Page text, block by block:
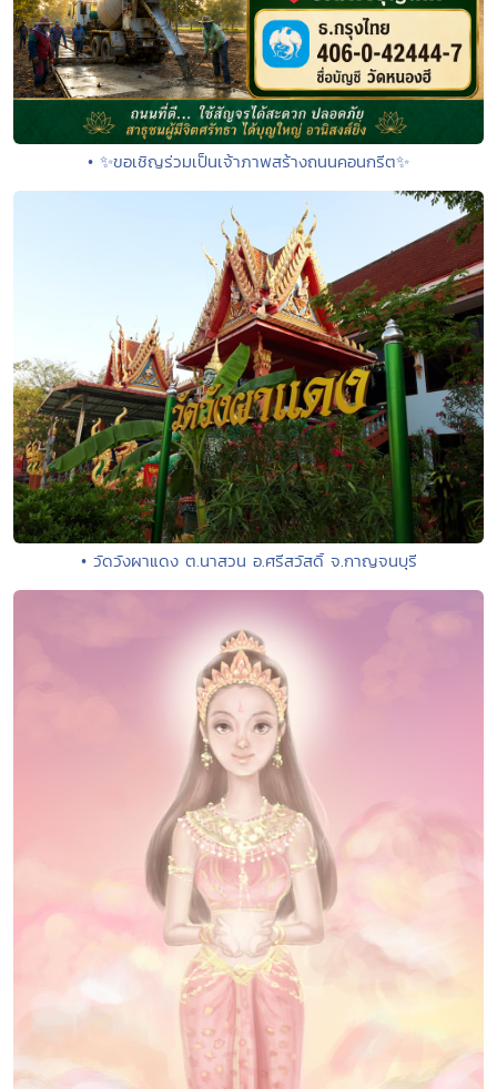
• ✨ขอเชิญร่วมเป็นเจ้าภาพสร้างถนนคอนกรีต✨
• วัดวังผาแดง ต.นาสวน อ.ศรีสวัสดิ์ จ.กาญจนบุรี